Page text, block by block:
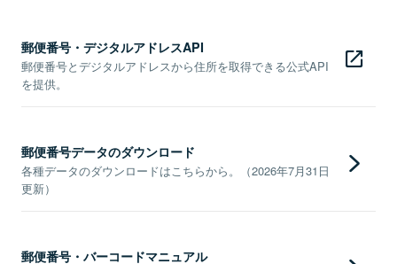
郵便番号・デジタルアドレスAPI
郵便番号とデジタルアドレスから住所を取得できる公式API
を提供。
郵便番号データのダウンロード
各種データのダウンロードはこちらから。（2026年7月31日
更新）
郵便番号・バーコードマニュアル